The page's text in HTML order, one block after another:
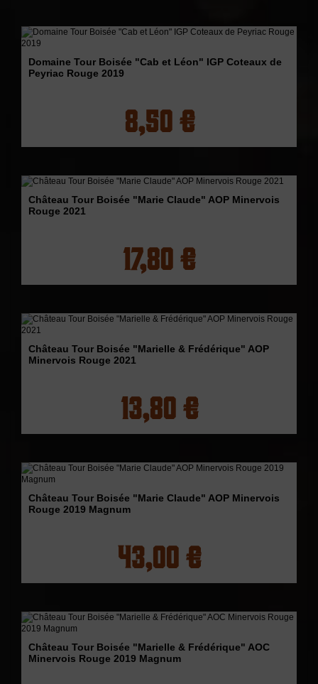
Domaine Tour Boisée "Cab et Léon" IGP Coteaux de
Peyriac Rouge 2019
8,50 €
Château Tour Boisée "Marie Claude" AOP Minervois
Rouge 2021
17,80 €
Château Tour Boisée "Marielle & Frédérique" AOP
Minervois Rouge 2021
13,80 €
Château Tour Boisée "Marie Claude" AOP Minervois
Rouge 2019 Magnum
43,00 €
Château Tour Boisée "Marielle & Frédérique" AOC
Minervois Rouge 2019 Magnum